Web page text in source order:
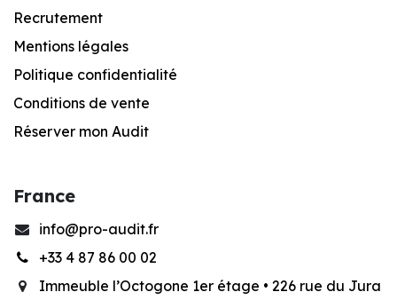
Recrutement
Mentions légales
Politique confidentialité
Conditions de vente
Réserver mon Audit
France
info@pro-audit.fr
+33 4 87 86 00 02
Immeuble l’Octogone 1er étage • 226 rue du Jura